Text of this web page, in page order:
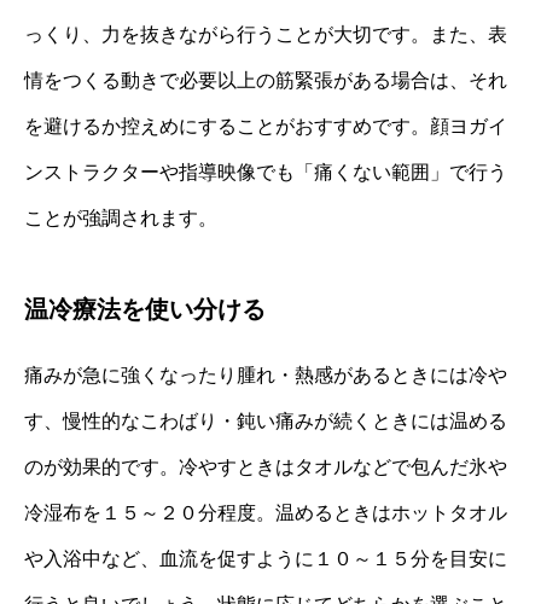
っくり、力を抜きながら行うことが大切です。また、表
情をつくる動きで必要以上の筋緊張がある場合は、それ
を避けるか控えめにすることがおすすめです。顔ヨガイ
ンストラクターや指導映像でも「痛くない範囲」で行う
ことが強調されます。
温冷療法を使い分ける
痛みが急に強くなったり腫れ・熱感があるときには冷や
す、慢性的なこわばり・鈍い痛みが続くときには温める
のが効果的です。冷やすときはタオルなどで包んだ氷や
冷湿布を１５～２０分程度。温めるときはホットタオル
や入浴中など、血流を促すように１０～１５分を目安に